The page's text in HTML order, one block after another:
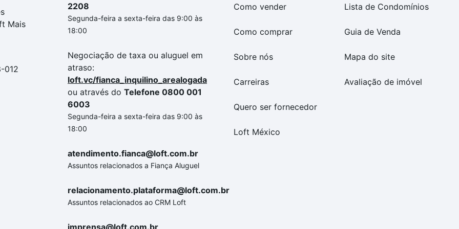
Mais
012
2208
Segunda-feira a sexta-feira das 9:00 às
18:00
Negociação de taxa ou aluguel em
atraso:
loft.vc/fianca_inquilino_arealogada
ou através do Telefone 0800 001
6003
Segunda-feira a sexta-feira das 9:00 às
18:00
atendimento.fianca@loft.com.br
Assuntos relacionados a Fiança Aluguel
relacionamento.plataforma@loft.com.br
Assuntos relacionados ao CRM Loft
imprensa@loft.com.br
Como vender
Como comprar
Sobre nós
Carreiras
Quero ser fornecedor
Loft México
Lista de Condomínios
Guia de Venda
Mapa do site
Avaliação de imóvel